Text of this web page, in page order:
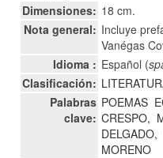
Dimensiones: 18 cm.
Nota general: Incluye
Vanégas
Idioma : Español (
Clasificación:
Palabras
clave:
POEMAS
CRESPO,
DELGADO,
MORENO